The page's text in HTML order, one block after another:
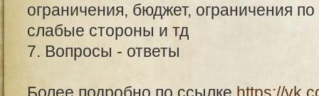
ограничения, бюджет, ограничения
слабые стороны и тд
7. Вопросы - ответы